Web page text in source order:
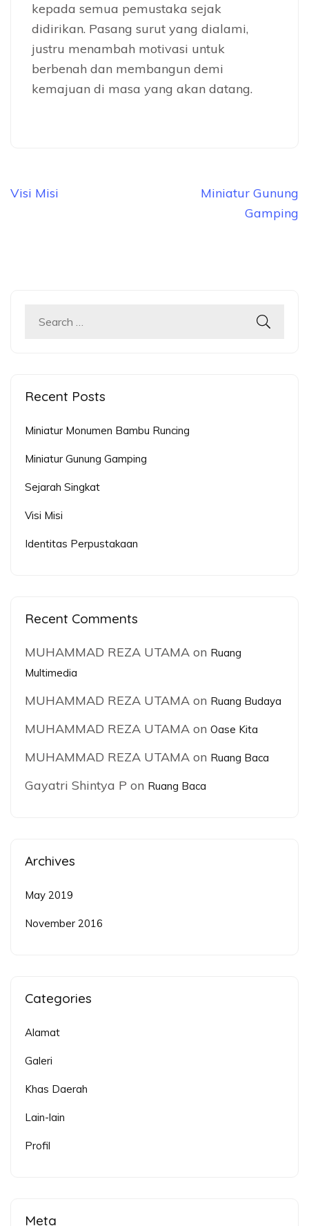
kepada semua pemustaka sejak
didirikan. Pasang surut yang dialami,
justru menambah motivasi untuk
berbenah dan membangun demi
kemajuan di masa yang akan datang.
Post
Visi Misi
Miniatur Gunung
Gamping
Search
Recent Posts
Miniatur Monumen Bambu Runcing
Miniatur Gunung Gamping
Sejarah Singkat
Visi Misi
Identitas Perpustakaan
Recent Comments
MUHAMMAD REZA UTAMA on Ruang
Multimedia
MUHAMMAD REZA UTAMA on Ruang Budaya
MUHAMMAD REZA UTAMA on Oase Kita
MUHAMMAD REZA UTAMA on Ruang Baca
Gayatri Shintya P on Ruang Baca
Archives
May 2019
November 2016
Categories
Alamat
Galeri
Khas Daerah
Lain-lain
Profil
Meta